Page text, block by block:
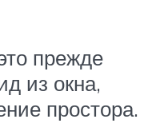
прежде
из окна,
простора.